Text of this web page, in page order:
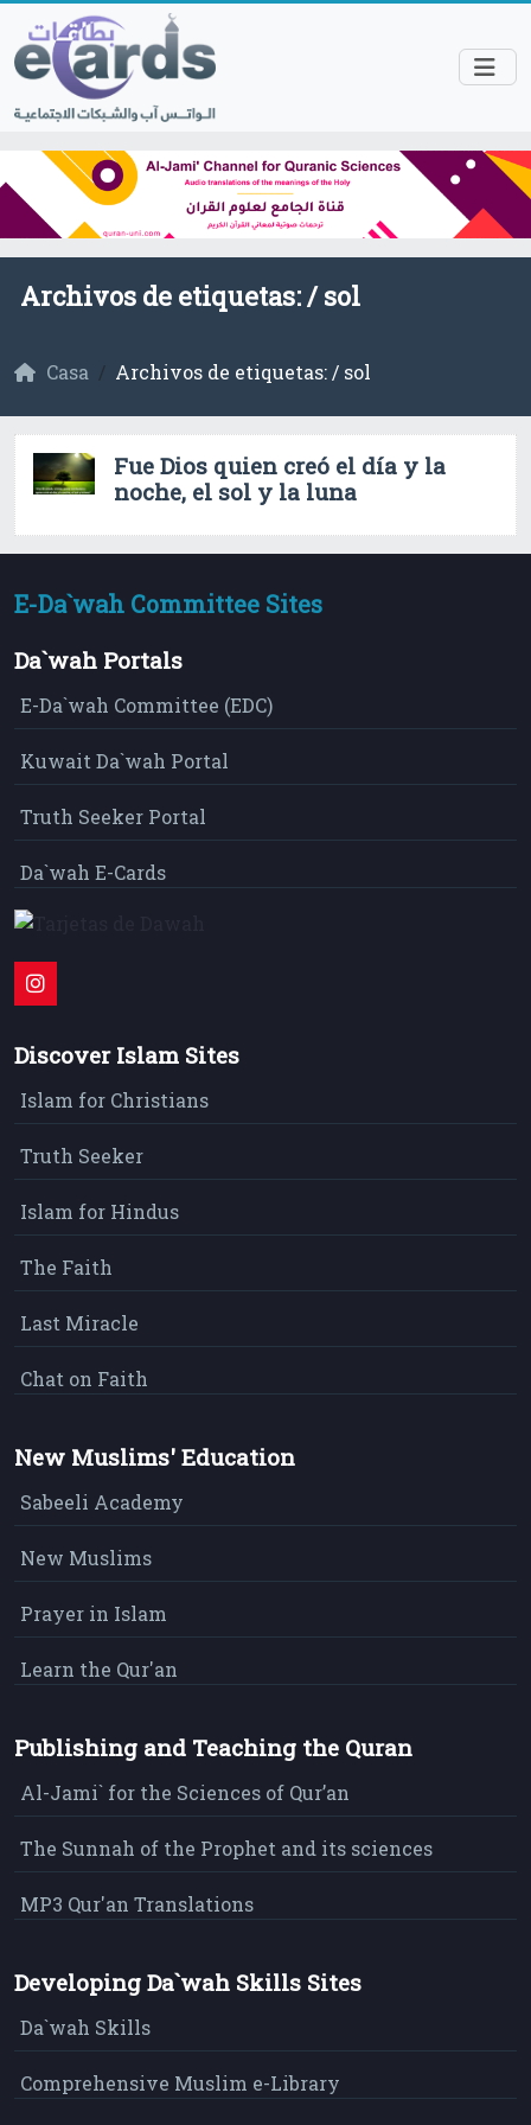
Archivos de etiquetas: /sol
Casa Archivos de etiquetas: / sol
Fue Dios quien creó el día y la
noche, el sol y la luna
E-Da`wah Committee Sites
Da`wah Portals
E-Da`wah Committee (EDC)
Kuwait Da`wah Portal
Truth Seeker Portal
Da`wah E-Cards
Discover Islam Sites
Islam for Christians
Truth Seeker
Islam for Hindus
The Faith
Last Miracle
Chat on Faith
New Muslims' Education
Sabeeli Academy
New Muslims
Prayer in Islam
Learn the Qur'an
Publishing and Teaching the Quran
Al-Jami` for the Sciences of Qur’an
The Sunnah of the Prophet and its sciences
MP3 Qur'an Translations
Developing Da`wah Skills Sites
Da`wah Skills
Comprehensive Muslim e-Library